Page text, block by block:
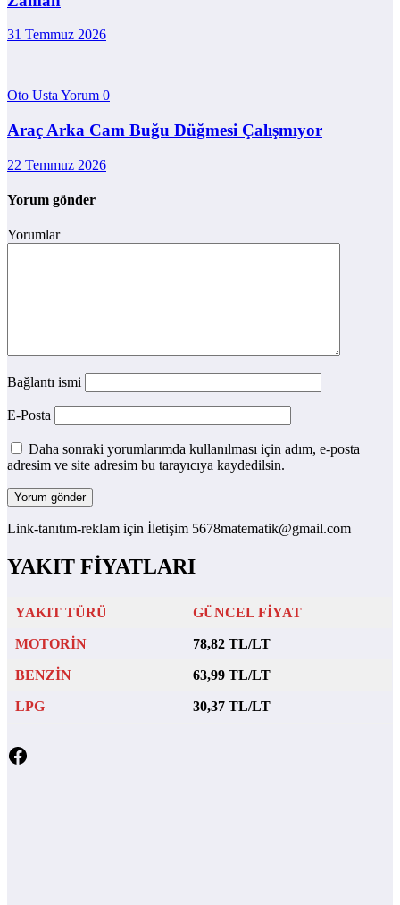
31 Temmuz 2026
Oto Usta Yorum 0
Araç Arka Cam Buğu Düğmesi Çalışmıyor
22 Temmuz 2026
Yorum gönder
Yorumlar
Bağlantı ismi
E-Posta
Daha sonraki yorumlarımda kullanılması için adım, e-posta
adresim ve site adresim bu tarayıcıya kaydedilsin.
Link-tanıtım-reklam için İletişim 5678matematik@gmail.com
YAKIT FİYATLARI
YAKIT TÜRÜ GÜNCEL FİYAT
MOTORİN 78,82 TL/LT
BENZİN 63,99 TL/LT
LPG 30,37 TL/LT
Facebook